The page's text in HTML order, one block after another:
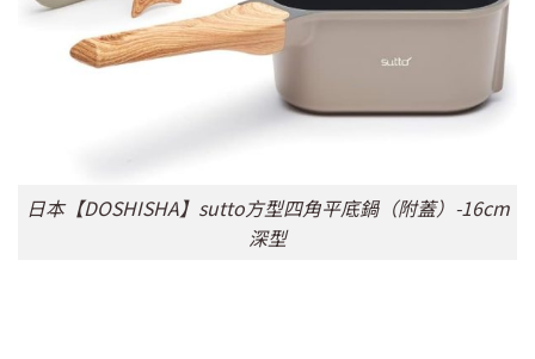
日本【DOSHISHA】sutto方型四角平底鍋（附蓋）-16cm
深型